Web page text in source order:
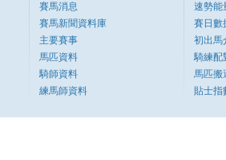
賽馬消息
賽馬新聞資料庫
主要賽事
馬匹資料
騎師資料
練馬師資料
速勢能
賽日數
初出馬
騎練配
馬匹搬
貼士指